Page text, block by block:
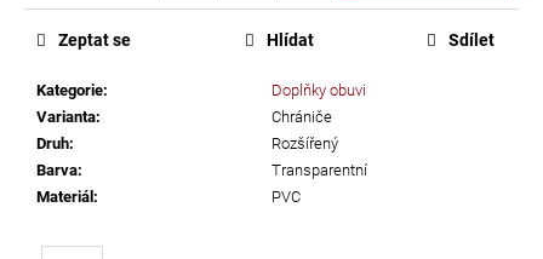
Kategorie:
Doplňky obuvi
Varianta:
Chrániče
Druh:
Rozšířený
Barva:
Transparentní
Materiál: PVC
Zeptat se Hlídat Sdílet
j
e
e
PRECIOSA
VIVA12